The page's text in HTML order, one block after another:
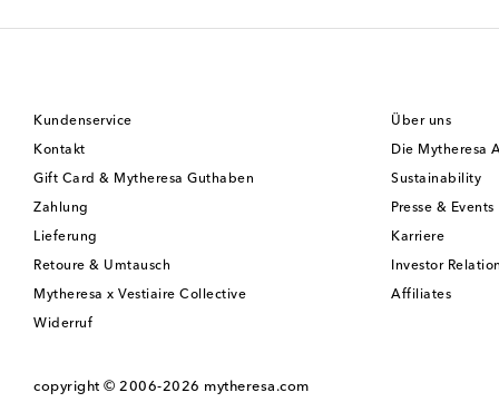
Kundenservice
Kontakt
Gift Card & Mytheresa Guthaben
Zahlung
Lieferung
Retoure & Umtausch
Mytheresa x Vestiaire Collective
Widerruf
Über uns
Die Mytheresa
Sustainability
Presse & Events
Karriere
Investor
Affiliates
copyright © 2006-2026 mytheresa.com